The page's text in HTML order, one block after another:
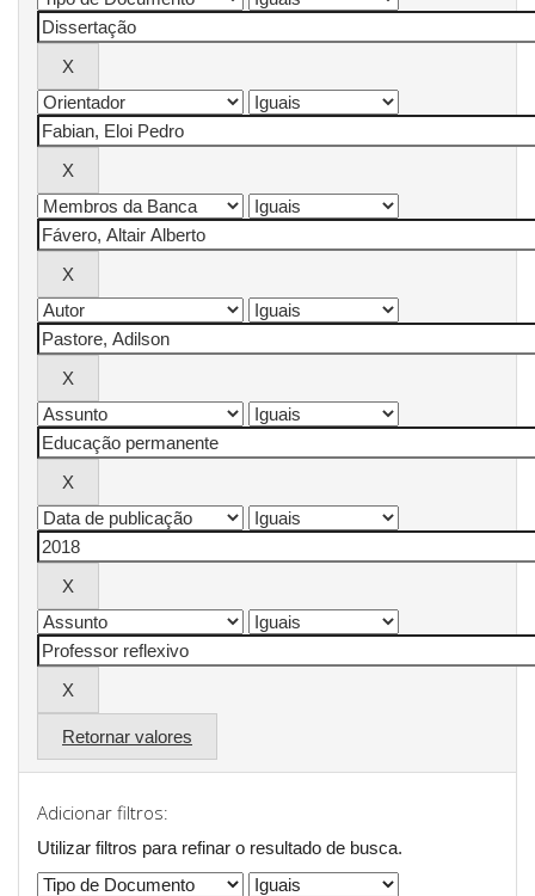
Retornar valores
Adicionar filtros:
Utilizar filtros para refinar o resultado de busca.